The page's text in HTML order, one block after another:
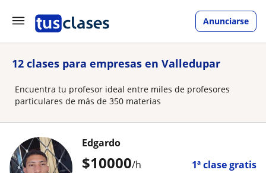
Anunciarse
12 clases para empresas en Valledupar
Encuentra tu profesor ideal entre miles de profesores
particulares de más de 350 materias
$10000/h 1ª clase gratis
Edgardo